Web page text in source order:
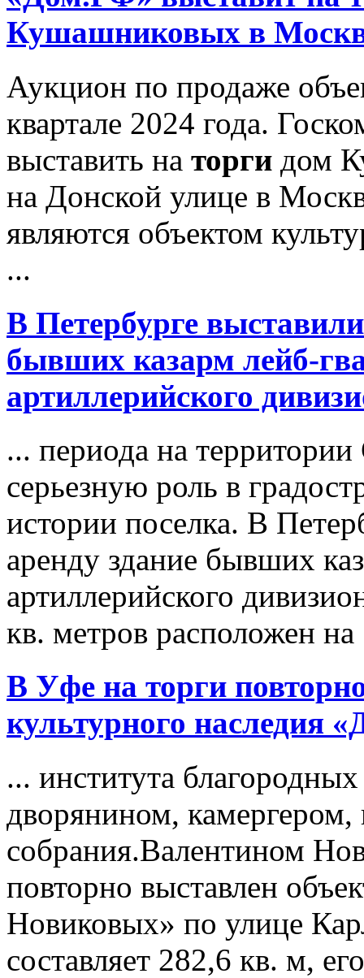
Кушашниковых в
Аукцион по продаже
квартале 2024 года.
выставить на торги дом
на Донской улице в
являются объектом
...
В Петербурге
бывших казарм лейб-
артиллерийского
... периода на
серьезную роль в
истории поселка. В
аренду здание бывших
артиллерийского
кв. метров расположен на
В Уфе на торги
культурного наследия
... института
дворянином, камергером,
собрания.Валентином
повторно выставлен
Новиковых» по улице
составляет 282,6 кв. м,